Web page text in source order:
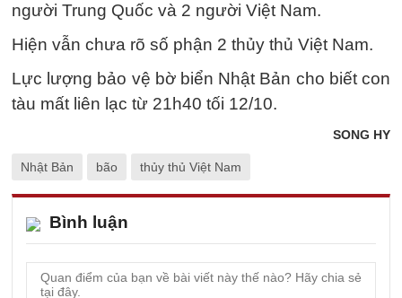
người Trung Quốc và 2 người Việt Nam.
Hiện vẫn chưa rõ số phận 2 thủy thủ Việt Nam.
Lực lượng bảo vệ bờ biển Nhật Bản cho biết con
tàu mất liên lạc từ 21h40 tối 12/10.
SONG HY
Nhật Bản bão thủy thủ Việt Nam
Bình luận